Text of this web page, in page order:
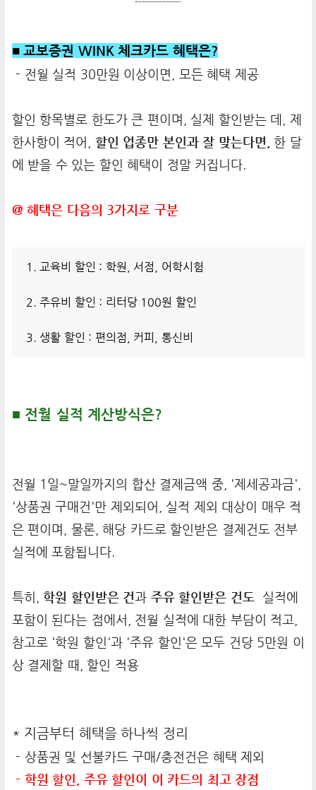
■ 교보증권 WINK 체크카드 혜택은?
- 전월 실적 30만원 이상이면, 모든 혜택 제공
할인 항목별로 한도가 큰 편이며, 실제 할인받는 데, 제
한사항이 적어, 할인 업종만 본인과 잘 맞는다면, 한 달
에 받을 수 있는 할인 혜택이 정말 커집니다.
@ 혜택은 다음의 3가지로 구분
1. 교육비 할인 : 학원, 서점, 어학시험
2. 주유비 할인 : 리터당 100원 할인
3. 생활 할인 : 편의점, 커피, 통신비
■ 전월 실적 계산방식은?
전월 1일~말일까지의 합산 결제금액 중, '제세공과금',
'상품권 구매건'만 제외되어, 실적 제외 대상이 매우 적
은 편이며, 물론, 해당 카드로 할인받은 결제건도 전부
실적에 포함됩니다.
특히, 학원 할인받은 건과 주유 할인받은 건도실적에
포함이 된다는 점에서, 전월 실적에 대한 부담이 적고,
참고로 '학원 할인'과 '주유 할인'은 모두 건당 5만원 이
상 결제할 때, 할인 적용
* 지금부터 혜택을 하나씩 정리
- 상품권 및 선불카드 구매/충전건은 혜택 제외
- 학원 할인, 주유 할인이 이 카드의 최고 장점